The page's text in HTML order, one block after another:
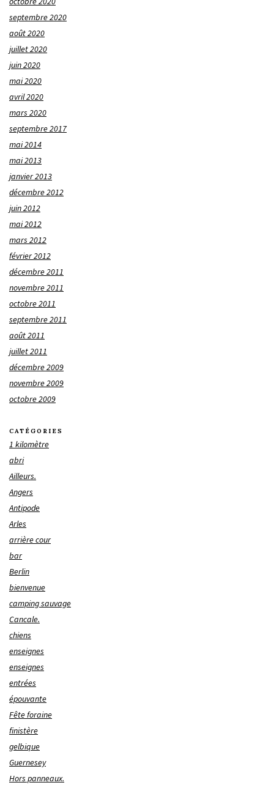
septembre 2020
août 2020
juillet 2020
juin 2020
mai 2020
avril 2020
mars 2020
septembre 2017
mai 2014
mai 2013
janvier 2013
décembre 2012
juin 2012
mai 2012
mars 2012
février 2012
décembre 2011
novembre 2011
octobre 2011
septembre 2011
août 2011
juillet 2011
décembre 2009
novembre 2009
octobre 2009
CATÉGORIES
1 kilomètre
abri
Ailleurs.
Angers
Antipode
Arles
arrière cour
bar
Berlin
bienvenue
camping sauvage
Cancale.
chiens
enseignes
enseignes
entrées
épouvante
Fête foraine
finistère
gelbique
Guernesey
Hors panneaux.